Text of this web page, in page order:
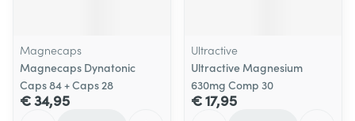
Magnecaps
Magnecaps Dynatonic
Caps 84 + Caps 28
€ 34,95
Ultractive
Ultractive Magnesium
630mg Comp 30
€ 17,95